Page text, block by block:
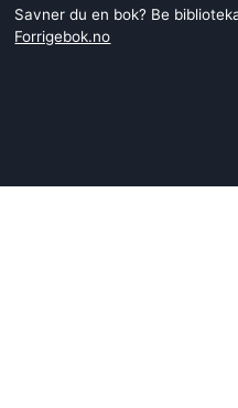
Savner du en bok? Be
Forrigebok.no